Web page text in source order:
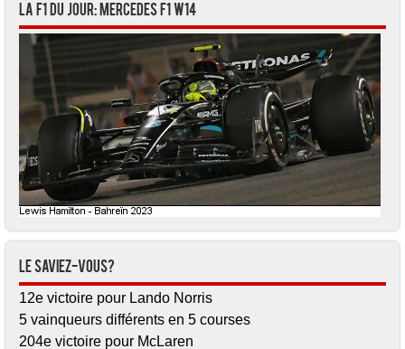
La F1 du jour: Mercedes F1 W14
Le saviez-vous?
12e victoire pour Lando Norris
5 vainqueurs différents en 5 courses
204e victoire pour McLaren